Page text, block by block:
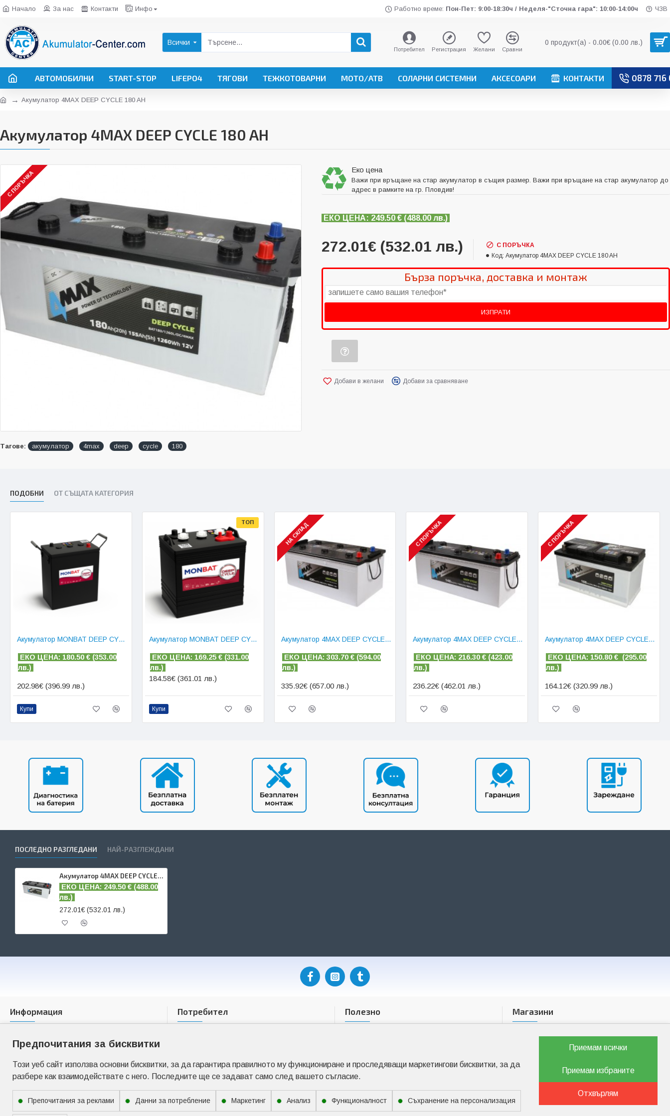
Начало За нас Контакти Инфо Работно време: Пон-Пет: 9:00-18:30ч / Неделя-"Сточна гара": 10:00-14:00ч ЧЗВ
Всички
Потребител Регистрация Желани Сравни
0 продукт(а) - 0.00€ (0.00 лв.)
АВТОМОБИЛНИ START-STOP LIFEPO4 ТЯГОВИ ТЕЖКОТОВАРНИ МОТО/АТВ СОЛАРНИ СИСТЕМНИ АКСЕСОАРИ КОНТАКТИ 0878 716
Акумулатор 4MAX DEEP CYCLE 180 AH
Акумулатор 4MAX DEEP CYCLE 180 AH
С ПОРЪЧКА
Еко цена
Важи при връщане на стар акумулатор в същия размер. Важи при връщане на стар акумулатор до
адрес в рамките на гр. Пловдив!
ЕКО ЦЕНА: 249.50 € (488.00 лв.)
272.01€ (532.01 лв.)
С ПОРЪЧКА
Код: Акумулатор 4MAX DEEP CYCLE 180 AH
Бърза поръчка, доставка и монтаж
Добави в желани Добави за сравняване
Тагове: акумулатор 4max deep cycle 180
ПОДОБНИ ОТ СЪЩАТА КАТЕГОРИЯ
Акумулатор MONBAT DEEP CYCLE PRO 6V 240 AH
ЕКО ЦЕНА: 180.50 € (353.00
лв.)
202.98€ (396.99 лв.)
Купи
ТОП
Акумулатор MONBAT DEEP CYCLE PRO 6V 225 AH
ЕКО ЦЕНА: 169.25 € (331.00
лв.)
184.58€ (361.01 лв.)
Купи
НА СКЛАД
Акумулатор 4MAX DEEP CYCLE 230 AH
ЕКО ЦЕНА: 303.70 € (594.00
лв.)
335.92€ (657.00 лв.)
С ПОРЪЧКА
Акумулатор 4MAX DEEP CYCLE 140 AH
ЕКО ЦЕНА: 216.30€ (423.00
лв.)
236.22€ (462.01 лв.)
С ПОРЪЧКА
Акумулатор 4MAX DEEP CYCLE 105 AH
ЕКО ЦЕНА: 150.80€ (295.00
лв.)
164.12€ (320.99 лв.)
ПОСЛЕДНО РАЗГЛЕДАНИ НАЙ-РАЗГЛЕЖДАНИ
Акумулатор 4MAX DEEP CYCLE 180 AH
ЕКО ЦЕНА: 249.50 € (488.00
лв.)
272.01€ (532.01 лв.)
Информация
Доставка
Общи условия
Поверителност и лични данни
Потребител
Адреси за доставка
Полезно
Карта на сайта
Магазини
бул. "Цариградско шосе" 23
бул. "Менделеев" 17
бул. "Пещерско шосе" 7
бул. "Найчо Цанов" 3
бул. "Пещерско шосе" 90
Предпочитания за бисквитки
Този уеб сайт използва основни бисквитки, за да гарантира правилното му функциониране и проследяващи маркетингови бисквитки, за да
разбере как взаимодействате с него. Последните ще се задават само след вашето съгласие.
Препочитания за реклами Данни за потребление Маркетинг Анализ Функционалност Съхранение на персонализация
Приемам всички
Приемам избраните
Отхвърлям